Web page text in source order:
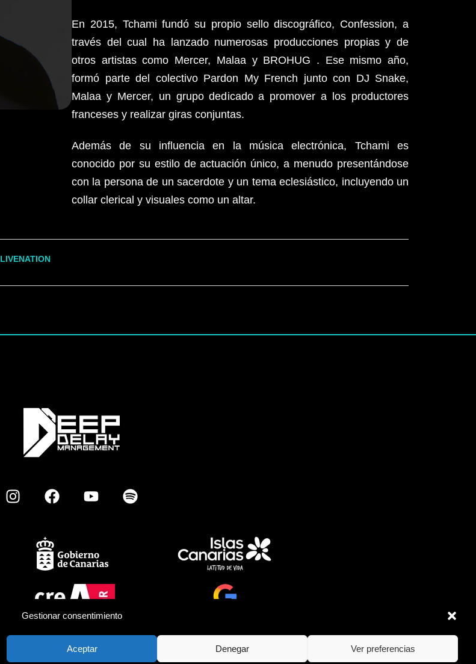
Gestionar consentimiento
Aceptar Denegar Ver preferencias
En 2015, Tchami fundó su propio sello discográfico, Confession, a
través del cual ha lanzado numerosas producciones propias y de
otros artistas como Mercer, Malaa y BROHUG . Ese mismo año,
formó parte del colectivo Pardon My French junto con DJ Snake,
Malaa y Mercer, un grupo dedicado a promover a los productores
franceses y realizar giras conjuntas.
Además de su influencia en la música electrónica, Tchami es
conocido por su estilo de actuación único, a menudo presentándose
con la persona de un sacerdote y un tema eclesiástico, incluyendo un
collar clerical y visuales como un altar.
LIVENATION